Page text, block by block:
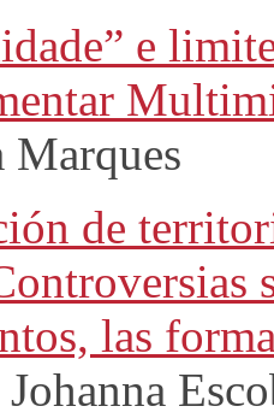
e
Marques
de
las